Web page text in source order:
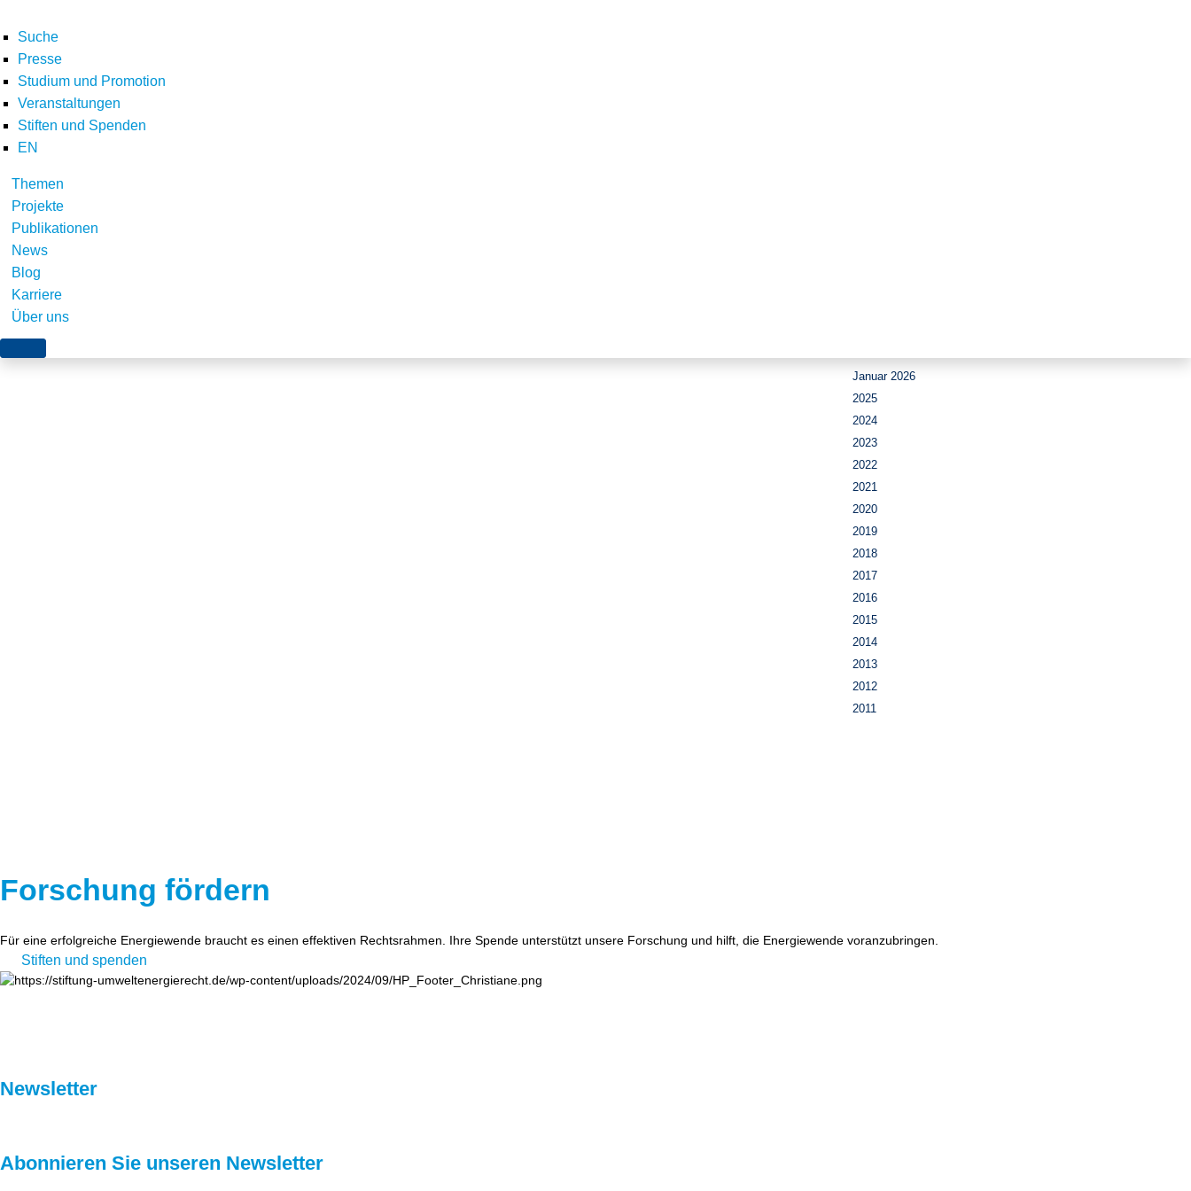
Suche
Presse
Studium und Promotion
Veranstaltungen
Stiften und Spenden
EN
Themen
Projekte
Publikationen
News
Blog
Karriere
Über uns
Januar 2026
2025
2024
2023
2022
2021
2020
2019
2018
2017
2016
2015
2014
2013
2012
2011
Forschung fördern
Für eine erfolgreiche Energiewende braucht es einen effektiven Rechtsrahmen. Ihre Spende unterstützt unsere Forschung und hilft, die Energiewende voranzubringen.
Stiften und spenden
Newsletter
Abonnieren Sie unseren Newsletter